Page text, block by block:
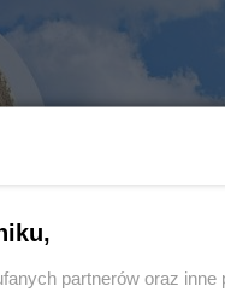
partnerów oraz